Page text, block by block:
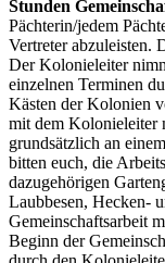
Stunden
Pächterin/jedem
Vertreter abzuleisten.
Der Kolonieleiter
einzelnen Terminen
Kästen der Kolonien
mit dem Kolonieleiter
grundsätzlich an
bitten euch, die
dazugehörigen
Laubbesen, Hecken-
Gemeinschaftsarbeit
Beginn der